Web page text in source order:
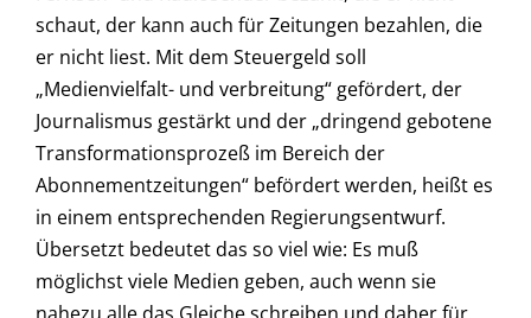
schaut, der kann auch für Zeitungen bezahlen, die
er nicht liest. Mit dem Steuergeld soll
„Medienvielfalt- und verbreitung“ gefördert, der
Journalismus gestärkt und der „dringend gebotene
Transformationsprozeß im Bereich der
Abonnementzeitungen“ befördert werden, heißt es
in einem entsprechenden Regierungsentwurf.
Übersetzt bedeutet das so viel wie: Es muß
möglichst viele Medien geben, auch wenn sie